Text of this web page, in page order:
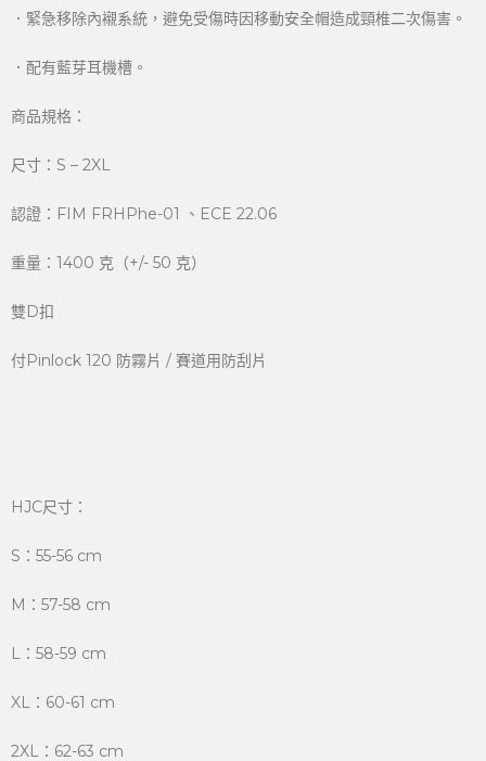
．緊急移除內襯系統，避免受傷時因移動安全帽造成頸椎二次傷害。
．配有藍芽耳機槽。
商品規格：
尺寸：S – 2XL
認證：FIM FRHPhe-01 、ECE 22.06
重量：1400 克（+/- 50 克）
雙D扣
付Pinlock 120 防霧片 / 賽道用防刮片
HJC尺寸：
S：55-56 cm
M：57-58 cm
L：58-59 cm
XL：60-61 cm
2XL：62-63 cm